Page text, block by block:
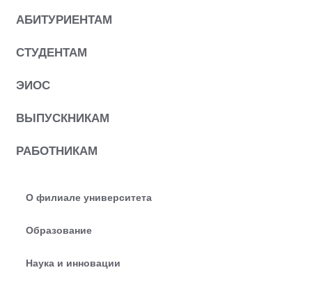
АБИТУРИЕНТАМ
СТУДЕНТАМ
ЭИОС
ВЫПУСКНИКАМ
РАБОТНИКАМ
О филиале университета
Образование
Наука и инновации